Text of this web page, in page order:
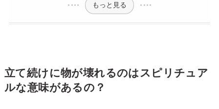
もっと見る
立て続けに物が壊れるのはスピリチュア
ルな意味があるの？